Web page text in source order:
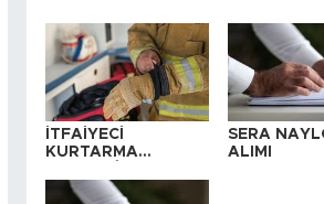
İTFAİYECİ
KURTARMA
ALINACAKTIR
SERA
ALIMI